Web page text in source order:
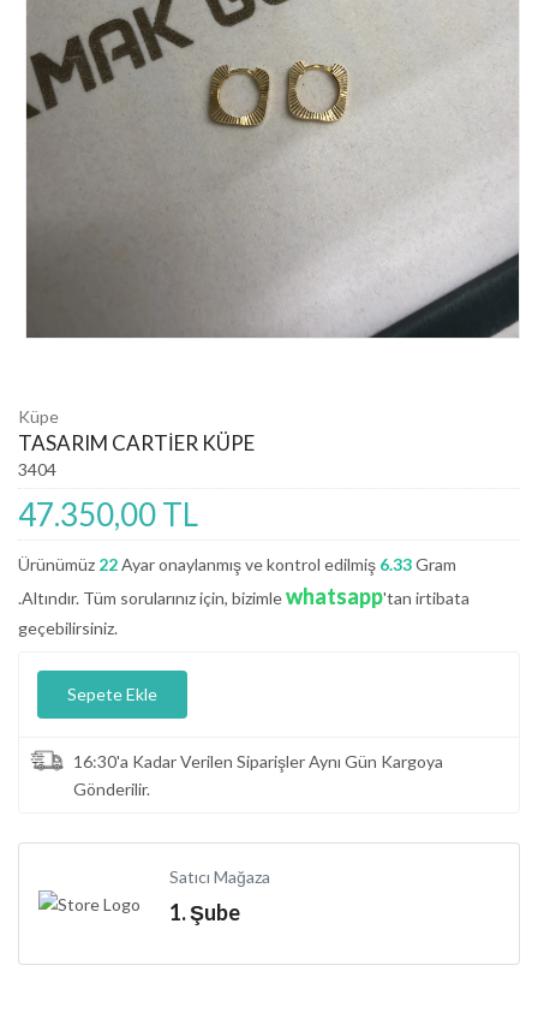
Küpe
TASARIM CARTİER KÜPE
3404
47.350,00 TL
Ürünümüz 22Ayar onaylanmış ve kontrol edilmiş 6.33Gram
.Altındır. Tüm sorularınız için, bizimlewhatsapp'tan irtibata
geçebilirsiniz.
Sepete Ekle
16:30'a Kadar Verilen Siparişler Aynı Gün Kargoya
Gönderilir.
Satıcı Mağaza
1. Şube